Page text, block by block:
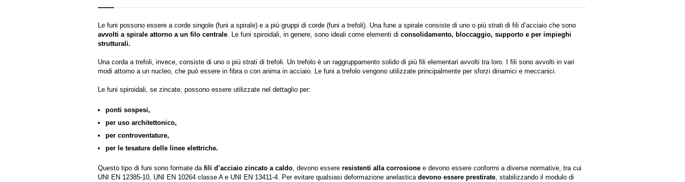
Le funi possono essere a corde singole (funi a spirale) e a più gruppi di corde (funi a trefoli). Una fune a spirale consiste di uno o più strati di fili d’acciaio che sono
avvolti a spirale attorno a un filo centrale. Le funi spiroidali, in genere, sono ideali come elementi di consolidamento, bloccaggio, supporto e per impieghi
strutturali.
Una corda a trefoli, invece, consiste di uno o più strati di trefoli. Un trefolo è un raggruppamento solido di più fili elementari avvolti tra loro. I fili sono avvolti in vari
modi attorno a un nucleo, che può essere in fibra o con anima in acciaio. Le funi a trefolo vengono utilizzate principalmente per sforzi dinamici e meccanici.
Le funi spiroidali, se zincate, possono essere utilizzate nel dettaglio per:
ponti sospesi,
per uso architettonico,
per controventature,
per le tesature delle linee elettriche.
Questo tipo di funi sono formate da fili d’acciaio zincato a caldo, devono essere resistenti alla corrosione e devono essere conformi a diverse normative, tra cui
UNI EN 12385-10, UNI EN 10264 classe A e UNI EN 13411-4. Per evitare qualsiasi deformazione anelastica devono essere prestirate, stabilizzando il modulo di